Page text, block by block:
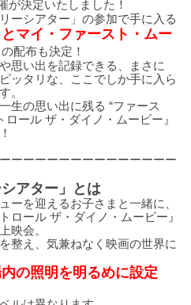
が決定いたしました！
ーシアター」の参加で手に入る
マイ・ファースト・ムー
の配布も決定！
思い出を記録できる、まさに
ッタリな、ここでしか手に入ら
。
生の思い出に残る “ファース
ロール ザ・ダイノ・ムービー』
ーーーーーーーーーーーーーー
アター」とは
ーを迎えるお子さまと一緒に、
ロール ザ・ダイノ・ムービー』
映会。
整え、気兼ねなく映画の世界に
の照明を明るめに設定